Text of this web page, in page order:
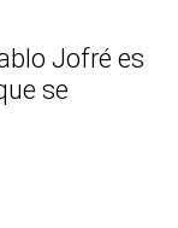
Jofré es
se